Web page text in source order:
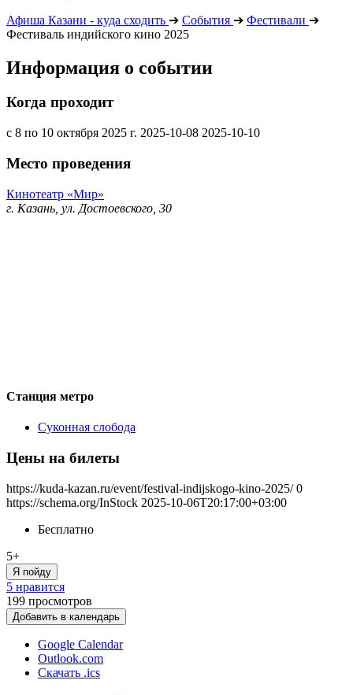
Афиша Казани - куда сходить ➔ События ➔ Фестивали ➔
Фестиваль индийского кино 2025
Информация о событии
Когда проходит
с 8 по 10 октября 2025 г. 2025-10-08 2025-10-10
Место проведения
Кинотеатр «Мир»
г. Казань, ул. Достоевского, 30
Станция метро
Суконная слобода
Цены на билеты
https://kuda-kazan.ru/event/festival-indijskogo-kino-2025/ 0
https://schema.org/InStock 2025-10-06T20:17:00+03:00
Бесплатно
5+
Я пойду
5 нравится
199 просмотров
Добавить в календарь
Google Calendar
Outlook.com
Скачать .ics